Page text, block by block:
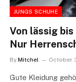
JUNGS SCHUHE
Von lässig
Nur
By Mitchel October
Gute Kleidung